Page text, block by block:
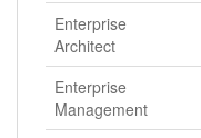
Enterprise
Architect
Enterprise
Management